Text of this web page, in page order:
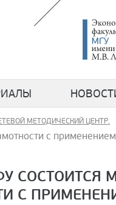
МЕТОДИЧЕСКИЙ ЦЕНТР.
с
С